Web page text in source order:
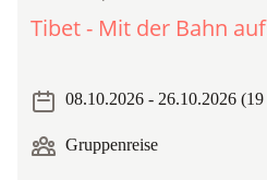
Tibet - Mit der Bahn
08.10.2026 - 26.10.2026 (19
Gruppenreise